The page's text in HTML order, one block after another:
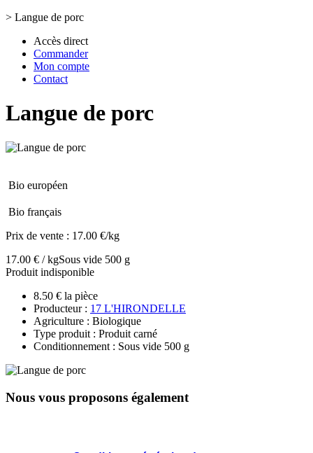
> Langue de porc
Accès direct
Commander
Mon compte
Contact
Langue de porc
Bio européen
Bio français
Prix de vente : 17.00 €/kg
17.00 € / kgSous vide 500 g
Produit indisponible
8.50 € la pièce
Producteur : 17 L'HIRONDELLE
Agriculture : Biologique
Type produit : Produit carné
Conditionnement : Sous vide 500 g
Nous vous proposons également